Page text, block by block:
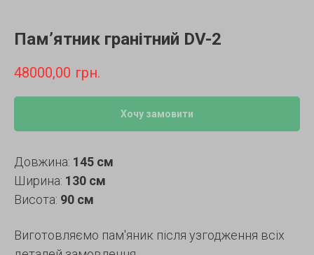
Пам’ятник гранітний DV-2
48000,00 грн.
Хочу замовити
Довжина: 145 см
Ширина: 130 см
Висота: 90 см
Виготовляємо пам'яник після узгодження всіх